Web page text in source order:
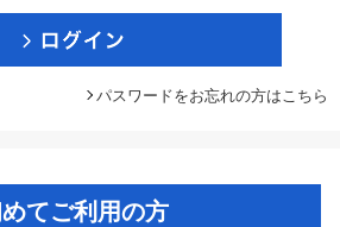
パスワードをお忘れの方はこちら
てご利用の方